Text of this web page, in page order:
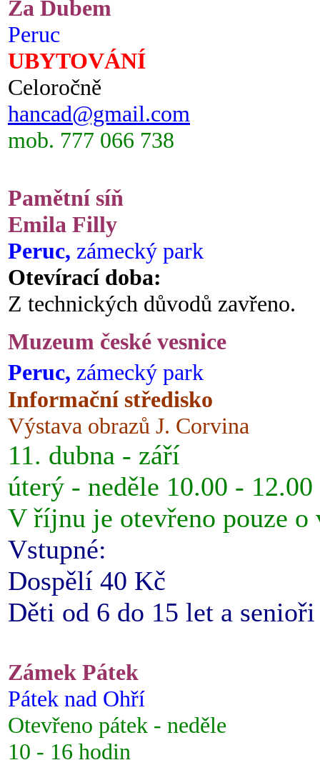
Za Dubem
Peruc
UBYTOVÁNÍ
Celoročně
hancad@gmail.com
mob. 777 066 738
Pamětní síň
Emila Filly
Peruc, zámecký park
Otevírací doba:
Z technických důvodů zavřeno.
Muzeum české vesnice
Peruc, zámecký park
Informační středisko
Výstava obrazů J. Corvina
11. dubna - září
úterý - neděle 10.00 -
V říjnu je otevřeno pouze o
Vstupné:
Dospělí 40 Kč
Děti od 6 do 15 let a
Zámek Pátek
Pátek nad Ohří
Otevřeno pátek - neděle
10 - 16 hodin